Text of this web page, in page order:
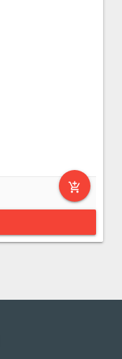
add_shopping_cart